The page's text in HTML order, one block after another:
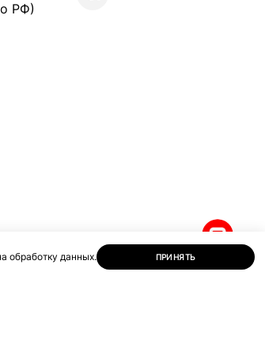
РФ)
обработку данных. ПРИНЯТЬ